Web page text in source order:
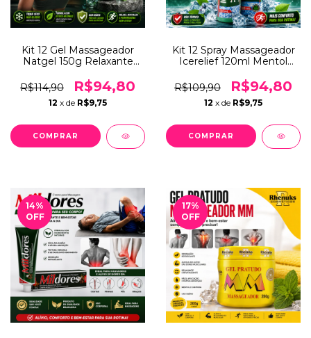
Kit 12 Gel Massageador
Natgel 150g Relaxante
Massagem Muscular
R$114,90 R$94,80
12 x de R$9,75
Kit 12 Spray Massageador
Icerelief 120ml Mentol
Refrescante Corporal Para
Revenda
R$109,90 R$94,80
12 x de R$9,75
14%
OFF
17%
OFF